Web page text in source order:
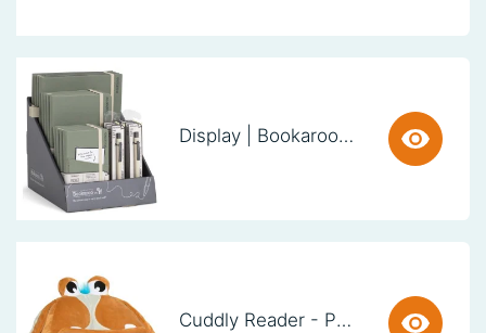
Display | Bookaroo Notebook & Pen - Fern
Cuddly Reader - Puppy Pete